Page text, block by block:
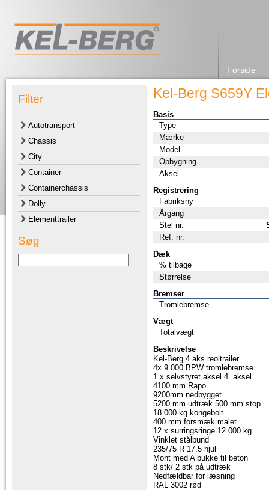
Forside
Filter
Autotransport
Chassis
City
Container
Containerchassis
Dolly
Elementtrailer
Søg
Kel-Berg S659Y
Basis
Type
Mærke
Model
Opbygning
Aksel
Registrering
Fabriksny
Årgang
Stel nr.
Ref. nr.
Dæk
% tilbage
Størrelse
Bremser
Tromlebremse
Vægt
Totalvægt
Beskrivelse
Kel-Berg 4 aks reoltrailer
4x 9.000 BPW tromlebremse
1 x selvstyret aksel 4. aksel
4100 mm Rapo
9200mm nedbygget
5200 mm udtræk 500 mm stop
18.000 kg kongebolt
400 mm forsmæk malet
12 x surringsringe 12.000 kg
Vinklet stålbund
235/75 R 17.5 hjul
Mont med A bukke til beton
8 stk/ 2 stk på udtræk
Nedfældbar for læsning
RAL 3002 rød